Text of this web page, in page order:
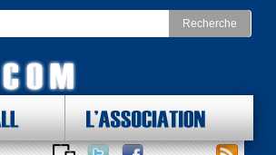
L'ASSOCIATION